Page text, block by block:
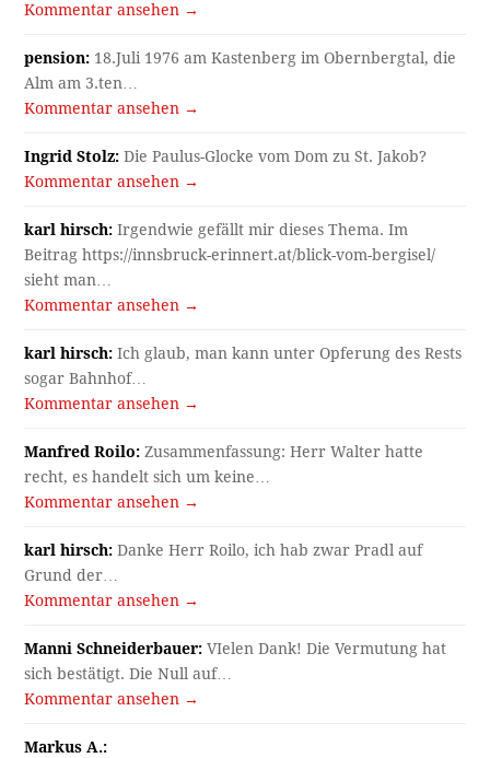
Kommentar ansehen →
pension: 18.Juli 1976 am Kastenberg im Obernbergtal, die
Alm am 3.ten…
Kommentar ansehen →
Ingrid Stolz: Die Paulus-Glocke vom Dom zu St. Jakob?
Kommentar ansehen →
karl hirsch: Irgendwie gefällt mir dieses Thema. Im
Beitrag https://innsbruck-erinnert.at/blick-vom-bergisel/
sieht man…
Kommentar ansehen →
karl hirsch: Ich glaub, man kann unter Opferung des Rests
sogar Bahnhof…
Kommentar ansehen →
Manfred Roilo: Zusammenfassung: Herr Walter hatte
recht, es handelt sich um keine…
Kommentar ansehen →
karl hirsch: Danke Herr Roilo, ich hab zwar Pradl auf
Grund der…
Kommentar ansehen →
Manni Schneiderbauer: VIelen Dank! Die Vermutung hat
sich bestätigt. Die Null auf…
Kommentar ansehen →
Markus A.: